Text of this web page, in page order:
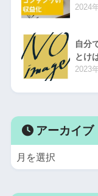
2024
自分
とけ
2023
アーカイブ